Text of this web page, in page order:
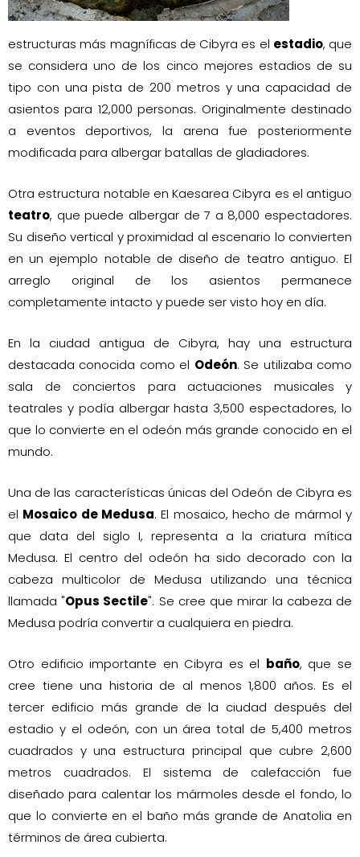
estructuras más magníficas de Cibyra es el estadio, que
se considera uno de los cinco mejores estadios de su
tipo con una pista de 200 metros y una capacidad de
asientos para 12,000 personas. Originalmente destinado
a eventos deportivos, la arena fue posteriormente
modificada para albergar batallas de gladiadores.
Otra estructura notable en Kaesarea Cibyra es el antiguo
teatro, que puede albergar de 7 a 8,000 espectadores.
Su diseño vertical y proximidad al escenario lo convierten
en un ejemplo notable de diseño de teatro antiguo. El
arreglo original de los asientos permanece
completamente intacto y puede ser visto hoy en día.
En la ciudad antigua de Cibyra, hay una estructura
destacada conocida como el Odeón. Se utilizaba como
sala de conciertos para actuaciones musicales y
teatrales y podía albergar hasta 3,500 espectadores, lo
que lo convierte en el odeón más grande conocido en el
mundo.
Una de las características únicas del Odeón de Cibyra es
el Mosaico de Medusa. El mosaico, hecho de mármol y
que data del siglo I, representa a la criatura mítica
Medusa. El centro del odeón ha sido decorado con la
cabeza multicolor de Medusa utilizando una técnica
llamada "Opus Sectile". Se cree que mirar la cabeza de
Medusa podría convertir a cualquiera en piedra.
Otro edificio importante en Cibyra es el baño, que se
cree tiene una historia de al menos 1,800 años. Es el
tercer edificio más grande de la ciudad después del
estadio y el odeón, con un área total de 5,400 metros
cuadrados y una estructura principal que cubre 2,600
metros cuadrados. El sistema de calefacción fue
diseñado para calentar los mármoles desde el fondo, lo
que lo convierte en el baño más grande de Anatolia en
términos de área cubierta.